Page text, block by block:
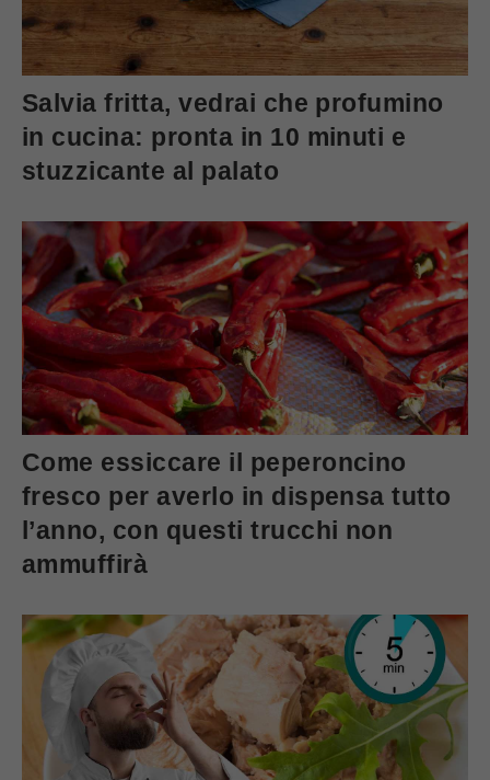
Salvia fritta, vedrai che profumino
in cucina: pronta in 10 minuti e
stuzzicante al palato
Come essiccare il peperoncino
fresco per averlo in dispensa tutto
l’anno, con questi trucchi non
ammuffirà